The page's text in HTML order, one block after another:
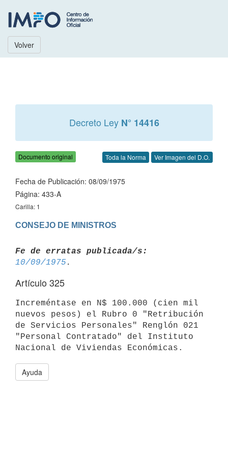
Volver
Decreto Ley N° 14416
Documento original Toda la Norma Ver Imagen del D.O.
Fecha de Publicación: 08/09/1975
Página: 433-A
Carilla: 1
CONSEJO DE MINISTROS
Fe de erratas publicada/s:
10/09/1975
Artículo 325
Increméntase en N$ 100.000 (cien mil
nuevos pesos) el Rubro 0 "Retribución
de Servicios Personales" Renglón 021
"Personal Contratado" del Instituto
Ayuda